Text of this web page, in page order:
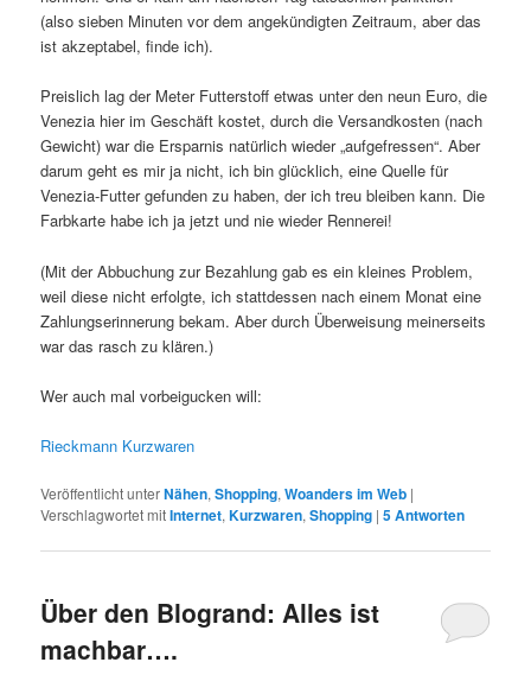
(also sieben Minuten vor dem angekündigten Zeitraum, aber das
ist akzeptabel, finde ich).
Preislich lag der Meter Futterstoff etwas unter den neun Euro, die
Venezia hier im Geschäft kostet, durch die Versandkosten (nach
Gewicht) war die Ersparnis natürlich wieder „aufgefressen“. Aber
darum geht es mir ja nicht, ich bin glücklich, eine Quelle für
Venezia-Futter gefunden zu haben, der ich treu bleiben kann. Die
Farbkarte habe ich ja jetzt und nie wieder Rennerei!
(Mit der Abbuchung zur Bezahlung gab es ein kleines Problem,
weil diese nicht erfolgte, ich stattdessen nach einem Monat eine
Zahlungserinnerung bekam. Aber durch Überweisung meinerseits
war das rasch zu klären.)
Wer auch mal vorbeigucken will:
Rieckmann Kurzwaren
Veröffentlicht unterNähen,Shopping,Woanders im Web |
Verschlagwortet mitInternet,Kurzwaren,Shopping |5Antworten
Über den Blogrand: Alles ist
machbar….